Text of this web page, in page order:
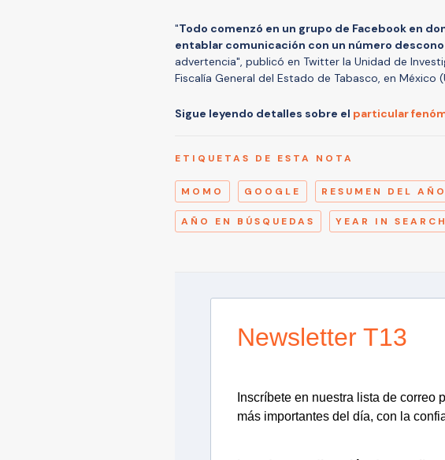
"Todo comenzó en un grupo de Facebook en
entablar comunicación con un número
advertencia", publicó en Twitter la Unidad de
Fiscalía General del Estado de Tabasco, en México
Sigue leyendo detalles sobre el particular
ETIQUETAS DE ESTA NOTA
MOMO GOOGLE RESUMEN DEL AÑO
AÑO EN BÚSQUEDAS YEAR IN SEARCH
Newsletter T13
Inscríbete en nuestra lista de correo
más importantes del día, con la